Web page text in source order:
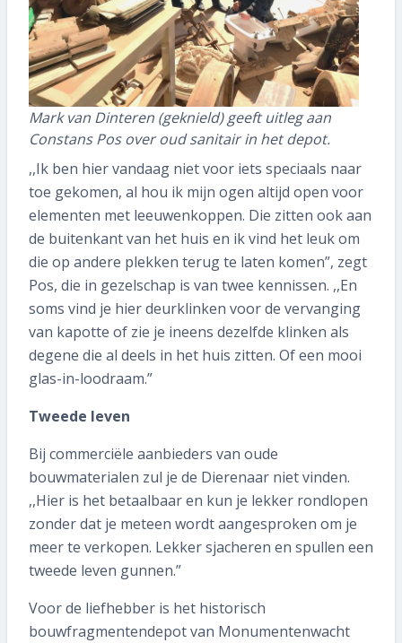
Mark van Dinteren (geknield) geeft uitleg aan
Constans Pos over oud sanitair in het depot.
,,Ik ben hier vandaag niet voor iets speciaals naar
toe gekomen, al hou ik mijn ogen altijd open voor
elementen met leeuwenkoppen. Die zitten ook aan
de buitenkant van het huis en ik vind het leuk om
die op andere plekken terug te laten komen”, zegt
Pos, die in gezelschap is van twee kennissen. ,,En
soms vind je hier deurklinken voor de vervanging
van kapotte of zie je ineens dezelfde klinken als
degene die al deels in het huis zitten. Of een mooi
glas-in-loodraam.”
Tweede leven
Bij commerciële aanbieders van oude
bouwmaterialen zul je de Dierenaar niet vinden.
,,Hier is het betaalbaar en kun je lekker rondlopen
zonder dat je meteen wordt aangesproken om je
meer te verkopen. Lekker sjacheren en spullen een
tweede leven gunnen.”
Voor de liefhebber is het historisch
bouwfragmentendepot van Monumentenwacht
Blijf op de hoogte: volg ons
Wat kost het?
Inspectie plannen